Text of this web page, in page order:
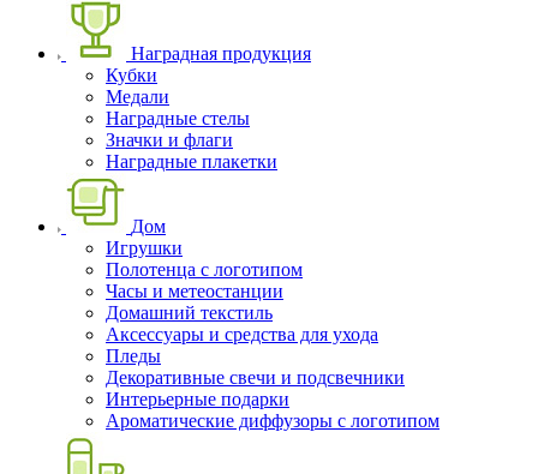
Наградная продукция
Кубки
Медали
Наградные стелы
Значки и флаги
Наградные плакетки
Дом
Игрушки
Полотенца с логотипом
Часы и метеостанции
Домашний текстиль
Аксессуары и средства для ухода
Пледы
Декоративные свечи и подсвечники
Интерьерные подарки
Ароматические диффузоры с логотипом